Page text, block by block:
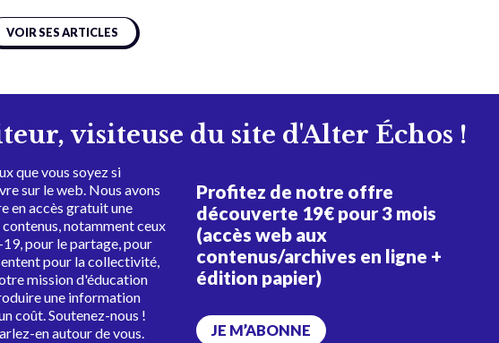
VOIR SES ARTICLES
visiteuse du site d'Alter Échos !
que vous soyez si
sur le web. Nous avons
en accès gratuit une
notamment ceux
pour le partage, pour
pour la collectivité,
mission d'éducation
une information
coût. Soutenez-nous !
en autour de vous.
Profitez de notre offre
découverte 19€ pour 3 mois
(accès web aux
contenus/archives en ligne +
édition papier)
JE M’ABONNE